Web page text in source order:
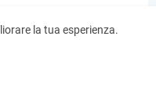
la tua esperienza.